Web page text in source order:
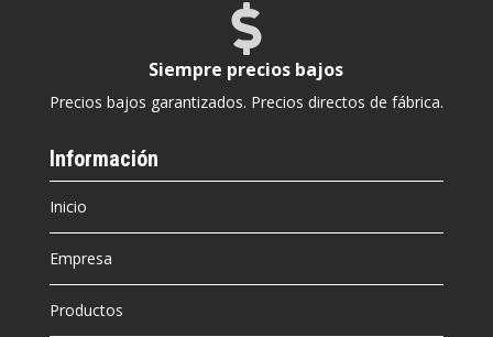

Siempre precios bajos
Precios bajos garantizados. Precios directos de fábrica.
Información
Inicio
Empresa
Productos